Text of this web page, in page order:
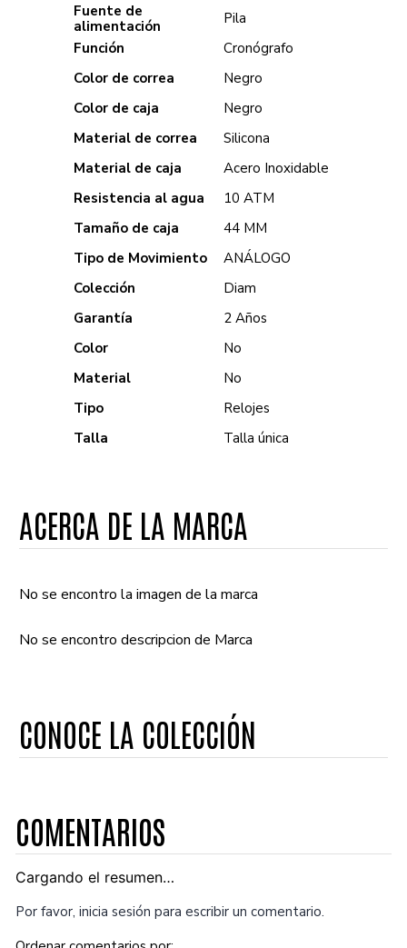
Fuente de
alimentación
Pila
Función
Cronógrafo
Color de correa
Negro
Color de caja
Negro
Material de correa
Silicona
Material de caja
Acero Inoxidable
Resistencia al agua
10 ATM
Tamaño de caja
44 MM
Tipo de Movimiento
ANÁLOGO
Colección
Diam
Garantía
2 Años
Color
No
Material
No
Tipo
Relojes
Talla
Talla única
ACERCA DE LA MARCA
No se encontro la imagen de la marca
No se encontro descripcion de Marca
CONOCE LA COLECCIÓN
COMENTARIOS
Cargando el resumen…
Por favor, inicia sesión para escribir un comentario.